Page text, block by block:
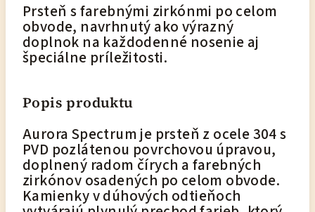
Prsteň s farebnými zirkónmi po celom
obvode, navrhnutý ako výrazný
doplnok na každodenné nosenie aj
špeciálne príležitosti.
Popis produktu
Aurora Spectrum je prsteň z ocele 304 s
PVD pozlátenou povrchovou úpravou,
doplnený radom čírych a farebných
zirkónov osadených po celom obvode.
Kamienky v dúhových odtieňoch